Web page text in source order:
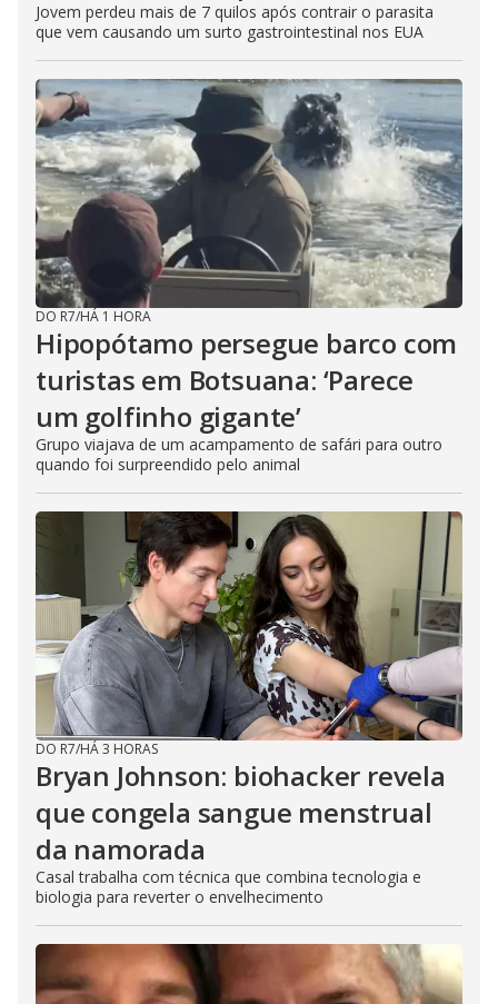
Jovem perdeu mais de 7 quilos após contrair o parasita
que vem causando um surto gastrointestinal nos EUA
DO R7/HÁ 1 HORA
Hipopótamo persegue barco com
turistas em Botsuana: ‘Parece
um golfinho gigante’
Grupo viajava de um acampamento de safári para outro
quando foi surpreendido pelo animal
DO R7/HÁ 3 HORAS
Bryan Johnson: biohacker revela
que congela sangue menstrual
da namorada
Casal trabalha com técnica que combina tecnologia e
biologia para reverter o envelhecimento